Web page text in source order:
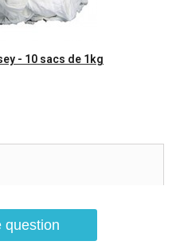
rapide
- 10 sacs de 1kg
question